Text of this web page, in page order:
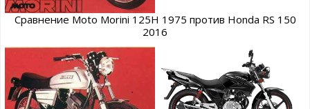
Сравнение Moto Morini 125H 1975 против Honda RS 150
2016